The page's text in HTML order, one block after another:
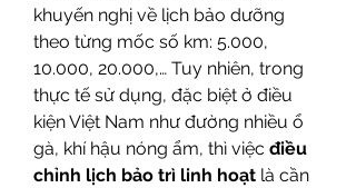
khuyến nghị về lịch bảo dưỡng
theo từng mốc số km: 5.000,
10.000, 20.000,… Tuy nhiên, trong
thực tế sử dụng, đặc biệt ở điều
kiện Việt Nam như đường nhiều ổ
gà, khí hậu nóng ẩm, thì việc điều
chỉnh lịch bảo trì linh hoạt là cần